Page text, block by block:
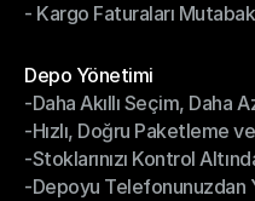
-Kargo Performans
- Kargo Faturaları
Depo Yönetimi
Depo Yönetimi
-Daha Akıllı Seçim, Daha
-Daha Akıllı Seçim, Daha
-Hızlı, Doğru Paketleme
-Hızlı, Doğru Paketleme
-Stoklarınızı Kontrol
-Stoklarınızı Kontrol
-Depoyu Telefonunuzdan